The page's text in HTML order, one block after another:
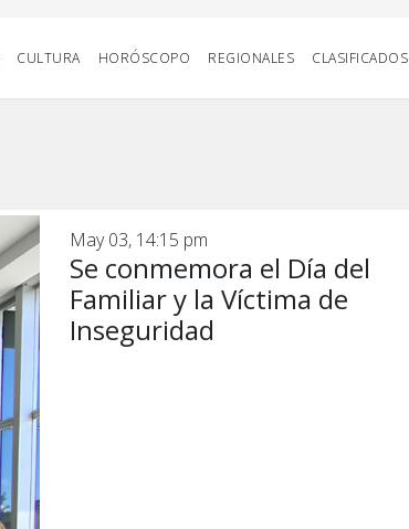
CULTURA HORÓSCOPO REGIONALES CLASIFICADOS
May 03, 14:15 pm
Se conmemora el Día del
Familiar y la Víctima de
Inseguridad